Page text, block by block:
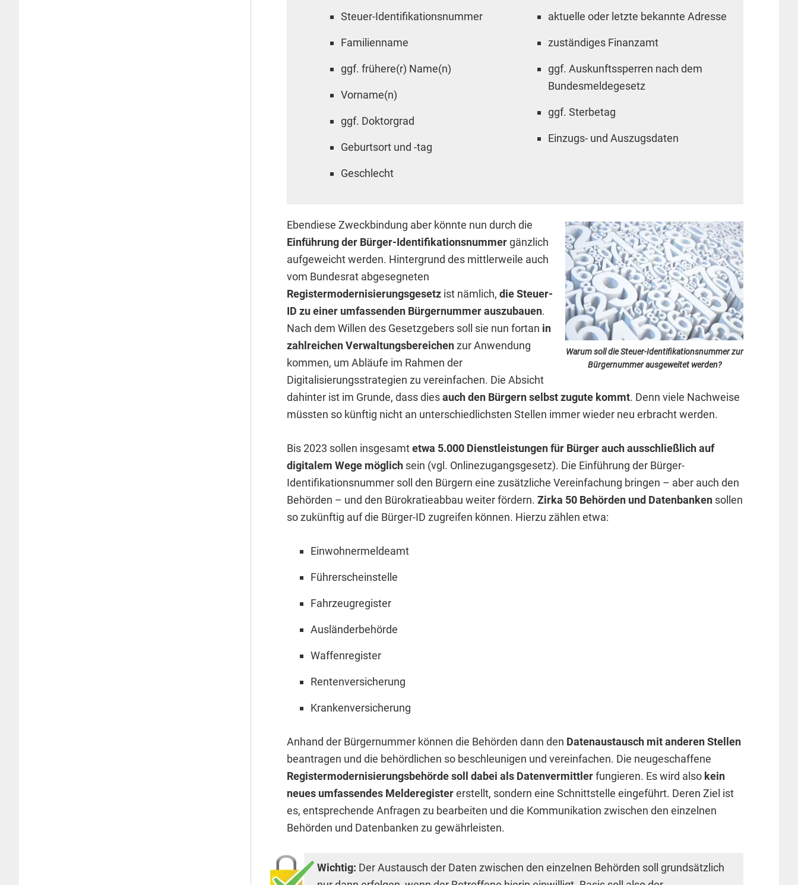
Steuer-Identifikationsnummer
Familienname
ggf. frühere(r) Name(n)
Vorname(n)
ggf. Doktorgrad
Geburtsort und -tag
Geschlecht
aktuelle oder letzte bekannte Adresse
zuständiges Finanzamt
ggf. Auskunftssperren nach dem
Bundesmeldegesetz
ggf. Sterbetag
Einzugs- und Auszugsdaten
Warum soll die Steuer-Identifikationsnummer zur
Bürgernummer ausgeweitet werden?
Ebendiese Zweckbindung aber könnte nun durch die
Einführung der Bürger-Identifikationsnummergänzlich
aufgeweicht werden. Hintergrund des mittlerweile auch
vom Bundesrat abgesegneten
Registermodernisierungsgesetz ist nämlich, die Steuer-
ID zu einer umfassenden Bürgernummer auszubauen.
Nach dem Willen des Gesetzgebers soll sie nun fortan in
zahlreichen Verwaltungsbereichenzur Anwendung
kommen, um Abläufe im Rahmen der
Digitalisierungsstrategien zu vereinfachen. Die Absicht
dahinter ist im Grunde, dass diesauch den Bürgern selbst zugute kommt. Denn viele Nachweise
müssten so künftig nicht an unterschiedlichsten Stellen immer wieder neu erbracht werden.
Bis 2023 sollen insgesamtetwa 5.000 Dienstleistungen für Bürger auch ausschließlich auf
digitalem Wege möglich sein (vgl. Onlinezugangsgesetz). Die Einführung der Bürger-
Identifikationsnummer soll den Bürgern eine zusätzliche Vereinfachung bringen – aber auch den
Behörden – und den Bürokratieabbau weiter fördern. Zirka 50 Behörden und Datenbanken sollen
so zukünftig auf die Bürger-ID zugreifen können. Hierzu zählen etwa:
Einwohnermeldeamt
Führerscheinstelle
Fahrzeugregister
Ausländerbehörde
Waffenregister
Rentenversicherung
Krankenversicherung
Anhand der Bürgernummer können die Behörden dann den Datenaustausch mit anderen Stellen
beantragen und die behördlichen so beschleunigen und vereinfachen. Die neugeschaffene
Registermodernisierungsbehörde soll dabei als Datenvermittlerfungieren. Es wird also kein
neues umfassendes Melderegistererstellt, sondern eine Schnittstelle eingeführt. Deren Ziel ist
es, entsprechende Anfragen zu bearbeiten und die Kommunikation zwischen den einzelnen
Behörden und Datenbanken zu gewährleisten.
Wichtig: Der Austausch der Daten zwischen den einzelnen Behörden soll grundsätzlich